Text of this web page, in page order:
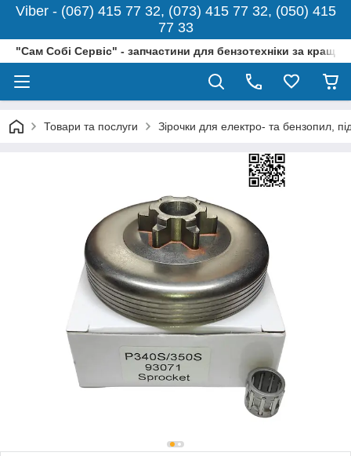
Viber - (067) 415 77 32, (073) 415 77 32, (050) 415
77 33
"Сам Собі Сервіс" - запчастини для бензотехніки за
Товари та послуги Зірочки для електро- та бензопил,